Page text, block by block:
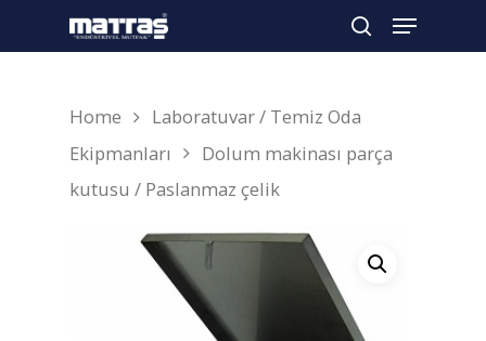
Arama yapmak için enter'a basın
Home
Laboratuvar / Temiz Oda
Ekipmanları
Dolum makinası parça
kutusu / Paslanmaz çelik